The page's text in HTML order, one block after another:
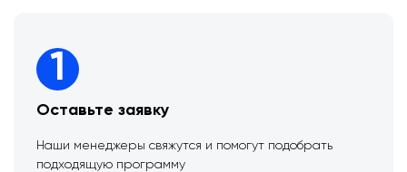
1
Оставьте заявку
Наши менеджеры свяжутся и помогут подобрать
подходящую программу